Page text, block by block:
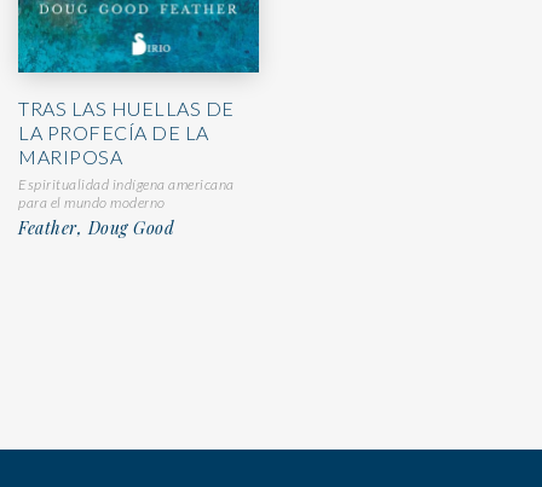
TRAS LAS HUELLAS DE
LA PROFECÍA DE LA
MARIPOSA
Espiritualidad indígena americana
para el mundo moderno
Feather, Doug Good